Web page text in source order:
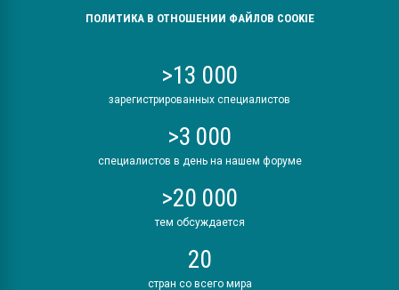
ПОЛИТИКА В ОТНОШЕНИИ ФАЙЛОВ COOKIE
>13 000
зарегистрированных специалистов
>3 000
специалистов в день на нашем форуме
>20 000
тем обсуждается
20
стран со всего мира